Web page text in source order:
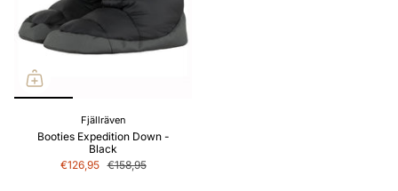
Fjällräven
Booties Expedition Down -
Black
€126,95 €158,95